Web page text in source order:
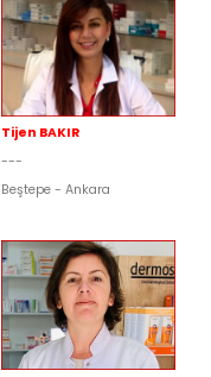
Tijen BAKIR
---
Beştepe - Ankara